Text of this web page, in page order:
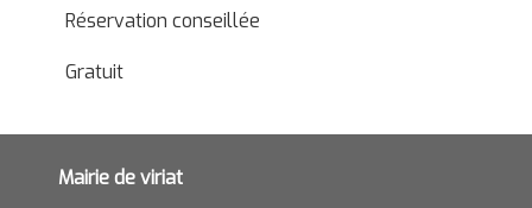
Réservation conseillée
Gratuit
Mairie de viriat